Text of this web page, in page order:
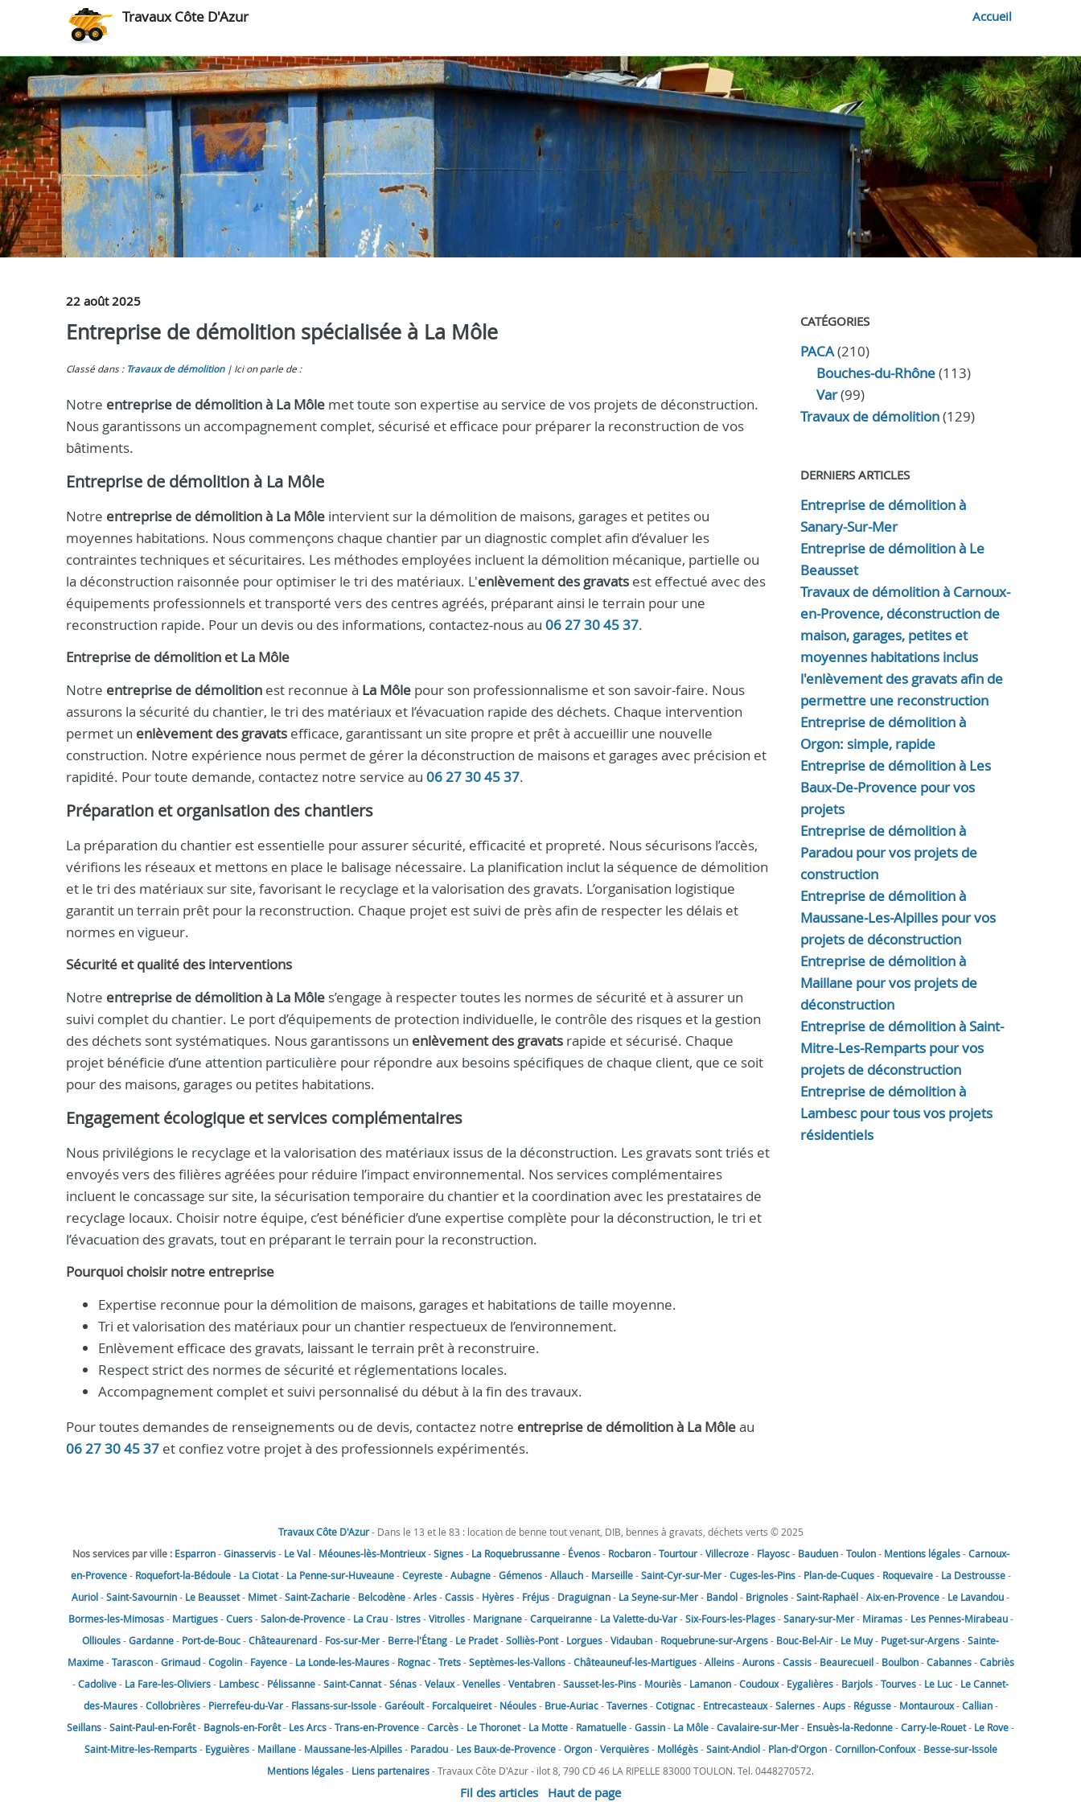
Travaux Côte D'Azur Accueil
22 août 2025
Entreprise de démolition spécialisée à La Môle
Classé dans : Travaux de démolition Ici on parle de :
Notre entreprise de démolition à La Môle met toute son expertise au service de vos projets de déconstruction.
Nous garantissons un accompagnement complet, sécurisé et efficace pour préparer la reconstruction de vos
bâtiments.
Entreprise de démolition à La Môle
Notre entreprise de démolition à La Môle intervient sur la démolition de maisons, garages et petites ou
moyennes habitations. Nous commençons chaque chantier par un diagnostic complet afin d’évaluer les
contraintes techniques et sécuritaires. Les méthodes employées incluent la démolition mécanique, partielle ou
la déconstruction raisonnée pour optimiser le tri des matériaux. L'enlèvement des gravats est effectué avec des
équipements professionnels et transporté vers des centres agréés, préparant ainsi le terrain pour une
reconstruction rapide. Pour un devis ou des informations, contactez-nous au 06 27 30 45 37.
Entreprise de démolition et La Môle
Notre entreprise de démolition est reconnue à La Môle pour son professionnalisme et son savoir-faire. Nous
assurons la sécurité du chantier, le tri des matériaux et l’évacuation rapide des déchets. Chaque intervention
permet un enlèvement des gravats efficace, garantissant un site propre et prêt à accueillir une nouvelle
construction. Notre expérience nous permet de gérer la déconstruction de maisons et garages avec précision et
rapidité. Pour toute demande, contactez notre service au 06 27 30 45 37.
Préparation et organisation des chantiers
La préparation du chantier est essentielle pour assurer sécurité, efficacité et propreté. Nous sécurisons l’accès,
vérifions les réseaux et mettons en place le balisage nécessaire. La planification inclut la séquence de démolition
et le tri des matériaux sur site, favorisant le recyclage et la valorisation des gravats. L’organisation logistique
garantit un terrain prêt pour la reconstruction. Chaque projet est suivi de près afin de respecter les délais et
normes en vigueur.
Sécurité et qualité des interventions
Notre entreprise de démolition à La Môle s’engage à respecter toutes les normes de sécurité et à assurer un
suivi complet du chantier. Le port d’équipements de protection individuelle, le contrôle des risques et la gestion
des déchets sont systématiques. Nous garantissons un enlèvement des gravats rapide et sécurisé. Chaque
projet bénéficie d’une attention particulière pour répondre aux besoins spécifiques de chaque client, que ce soit
pour des maisons, garages ou petites habitations.
Engagement écologique et services complémentaires
Nous privilégions le recyclage et la valorisation des matériaux issus de la déconstruction. Les gravats sont triés et
envoyés vers des filières agréées pour réduire l’impact environnemental. Nos services complémentaires
incluent le concassage sur site, la sécurisation temporaire du chantier et la coordination avec les prestataires de
recyclage locaux. Choisir notre équipe, c’est bénéficier d’une expertise complète pour la déconstruction, le tri et
l’évacuation des gravats, tout en préparant le terrain pour la reconstruction.
Pourquoi choisir notre entreprise
Expertise reconnue pour la démolition de maisons, garages et habitations de taille moyenne.
Tri et valorisation des matériaux pour un chantier respectueux de l’environnement.
Enlèvement efficace des gravats, laissant le terrain prêt à reconstruire.
Respect strict des normes de sécurité et réglementations locales.
Accompagnement complet et suivi personnalisé du début à la fin des travaux.
Pour toutes demandes de renseignements ou de devis, contactez notre entreprise de démolition à La Môleau
06 27 30 45 37 et confiez votre projet à des professionnels expérimentés.
CATÉGORIES
PACA(210)
Bouches-du-Rhône(113)
Var(99)
Travaux de démolition(129)
DERNIERS ARTICLES
Entreprise de démolition à
Sanary-Sur-Mer
Entreprise de démolition à Le
Beausset
Travaux de démolition à Carnoux-
en-Provence, déconstruction de
maison, garages, petites et
moyennes habitations inclus
l'enlèvement des gravats afin de
permettre une reconstruction
Entreprise de démolition à
Orgon: simple, rapide
Entreprise de démolition à Les
Baux-De-Provence pour vos
projets
Entreprise de démolition à
Paradou pour vos projets de
construction
Entreprise de démolition à
Maussane-Les-Alpilles pour vos
projets de déconstruction
Entreprise de démolition à
Maillane pour vos projets de
déconstruction
Entreprise de démolition à Saint-
Mitre-Les-Remparts pour vos
projets de déconstruction
Entreprise de démolition à
Lambesc pour tous vos projets
résidentiels
Travaux Côte D'Azur- Dans le 13 et le 83 : location de benne tout venant, DIB, bennes à gravats, déchets verts © 2025
Nos services par ville : Esparron-Ginasservis- Le Val- Méounes-lès-Montrieux-Signes- La Roquebrussanne- Évenos- Rocbaron-Tourtour-Villecroze- Flayosc- Bauduen-Toulon- Mentions légales-Carnoux-
en-Provence- Roquefort-la-Bédoule- La Ciotat- La Penne-sur-Huveaune-Ceyreste-Aubagne-Gémenos-Allauch- Marseille-Saint-Cyr-sur-Mer-Cuges-les-Pins- Plan-de-Cuques- Roquevaire- La Destrousse-
Auriol-Saint-Savournin- Le Beausset- Mimet-Saint-Zacharie- Belcodène-Arles-Cassis- Hyères- Fréjus- Draguignan- La Seyne-sur-Mer- Bandol- Brignoles-Saint-Raphaël-Aix-en-Provence- Le Lavandou-
Bormes-les-Mimosas- Martigues-Cuers-Salon-de-Provence- La Crau- Istres-Vitrolles- Marignane-Carqueiranne- La Valette-du-Var-Six-Fours-les-Plages-Sanary-sur-Mer- Miramas- Les Pennes-Mirabeau-
Ollioules-Gardanne- Port-de-Bouc-Châteaurenard- Fos-sur-Mer- Berre-l'Étang- Le Pradet-Solliès-Pont- Lorgues-Vidauban- Roquebrune-sur-Argens- Bouc-Bel-Air- Le Muy- Puget-sur-Argens-Sainte-
Maxime-Tarascon-Grimaud-Cogolin- Fayence- La Londe-les-Maures- Rognac-Trets-Septèmes-les-Vallons-Châteauneuf-les-Martigues-Alleins-Aurons-Cassis- Beaurecueil- Boulbon-Cabannes-Cabriès
-Cadolive- La Fare-les-Oliviers- Lambesc- Pélissanne-Saint-Cannat-Sénas-Velaux-Venelles-Ventabren-Sausset-les-Pins- Mouriès- Lamanon-Coudoux- Eygalières- Barjols-Tourves- Le Luc- Le Cannet-
des-Maures-Collobrières- Pierrefeu-du-Var- Flassans-sur-Issole-Garéoult- Forcalqueiret- Néoules- Brue-Auriac-Tavernes-Cotignac- Entrecasteaux-Salernes-Aups- Régusse- Montauroux-Callian-
Seillans-Saint-Paul-en-Forêt- Bagnols-en-Forêt- Les Arcs-Trans-en-Provence-Carcès- Le Thoronet- La Motte- Ramatuelle-Gassin- La Môle-Cavalaire-sur-Mer- Ensuès-la-Redonne-Carry-le-Rouet- Le Rove-
Saint-Mitre-les-Remparts- Eyguières- Maillane- Maussane-les-Alpilles- Paradou- Les Baux-de-Provence-Orgon-Verquières- Mollégès-Saint-Andiol- Plan-d'Orgon-Cornillon-Confoux- Besse-sur-Issole
Mentions légales- Liens partenaires- Travaux Côte D'Azur - ilot 8, 790 CD 46 LA RIPELLE 83000 TOULON. Tel. 0448270572.
Fil des articles Haut de page